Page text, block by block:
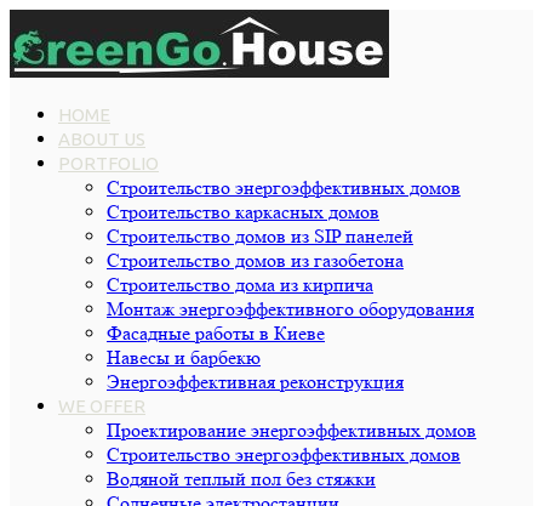
HOME
ABOUT US
PORTFOLIO
Строительство энергоэффективных домов
Строительство каркасных домов
Строительство домов из SIP панелей
Строительство домов из газобетона
Строительство дома из кирпича
Монтаж энергоэффективного оборудования
Фасадные работы в Киеве
Навесы и барбекю
Энергоэффективная реконструкция
WE OFFER
Проектирование энергоэффективных домов
Строительство энергоэффективных домов
Водяной теплый пол без стяжки